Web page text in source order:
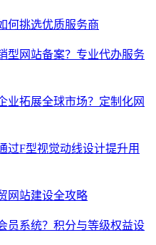
何挑选优质服务商
型网站备案？专业代办服务
业拓展全球市场？定制化网
过F型视觉动线设计提升用
网站建设全攻略
员系统？积分与等级权益设